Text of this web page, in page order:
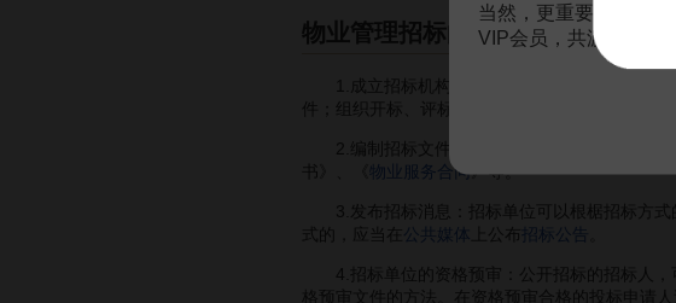
物业管理招标的一般程序
1.成立招标机构：
在招标之前要成立
件；组织开标、评标、
2.编制招标文件：招标文件包括《招标公告》
书》、《 物业服务合同》等。
3.发布招标消息：招标单位可以根椐招标方式
式的，应当在 公共媒体 上公布 招标公告
4.招标单位的资格预审：公开招标的招标人，
格预审文件的方法。在资格预审合格的投标申请
当然，更重要的是长
VIP会员，共渡难关，